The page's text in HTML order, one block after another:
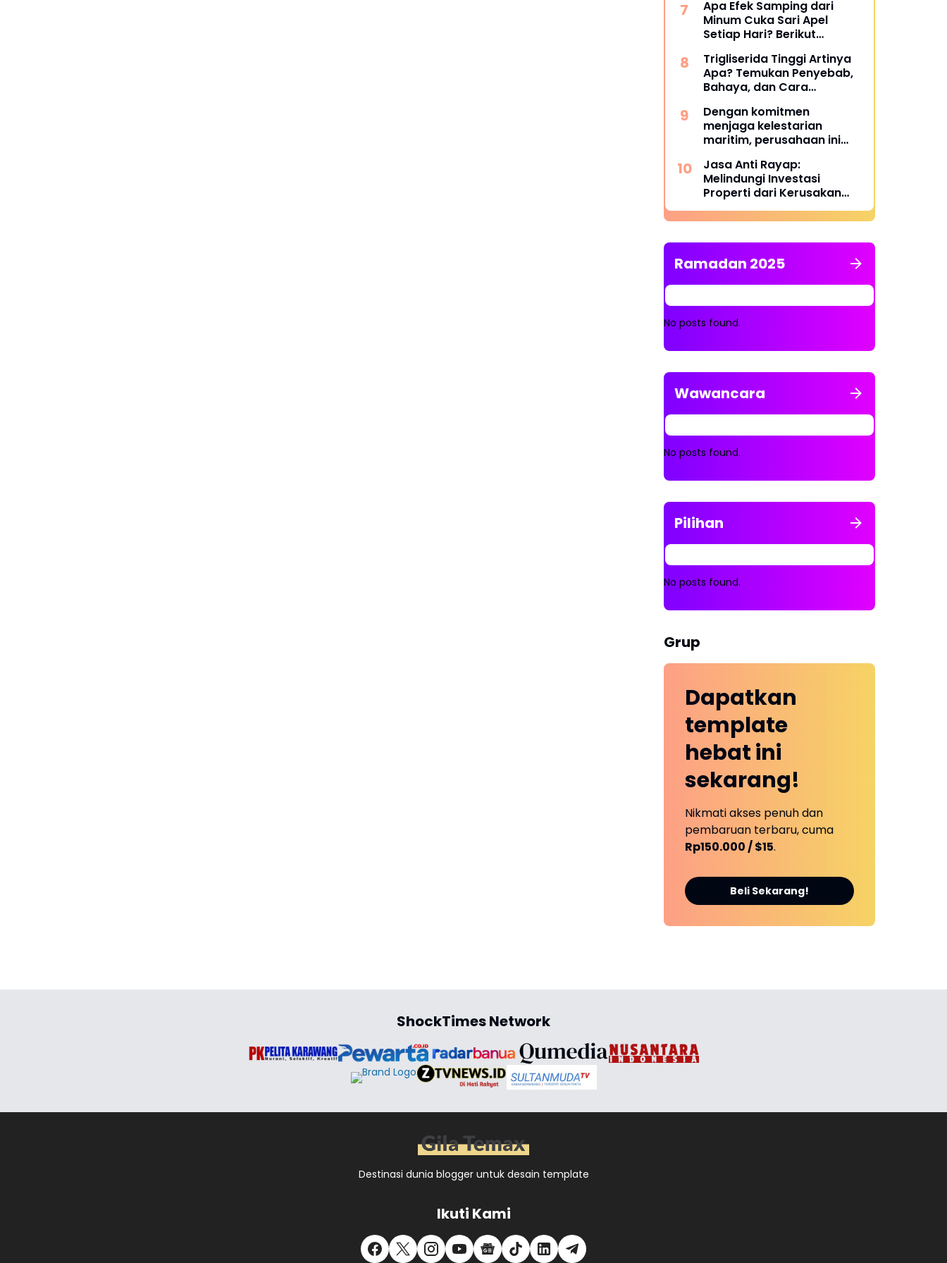
Apa Efek Samping dari
Minum Cuka Sari Apel
Setiap Hari? Berikut
Trigliserida Tinggi Artinya
Apa? Temukan Penyebab,
Bahaya, dan Cara
Dengan komitmen
menjaga kelestarian
maritim, perusahaan ini
TKDN, mencapai lebih dari
55 persen.
Jasa Anti Rayap:
Melindungi Investasi
Properti dari Kerusakan
Struktural yang Tidak
Terlihat
Ramadan 2025
No posts found.
Wawancara
No posts found.
Pilihan
No posts found.
Grup
Dapatkan
template
hebat ini
sekarang!
Nikmati akses penuh dan
pembaruan terbaru, cuma
Rp150.000 / $15.
Beli Sekarang!
ShockTimes Network
Destinasi dunia blogger untuk desain template
Ikuti Kami